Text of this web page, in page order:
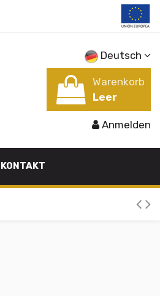
Deutsch
Warenkorb
Leer
Anmelden
KONTAKT